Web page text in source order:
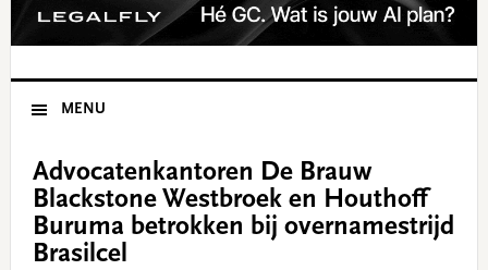
MENU
Advocatenkantoren De Brauw
Blackstone Westbroek en Houthoff
Buruma betrokken bij overnamestrijd
Brasilcel